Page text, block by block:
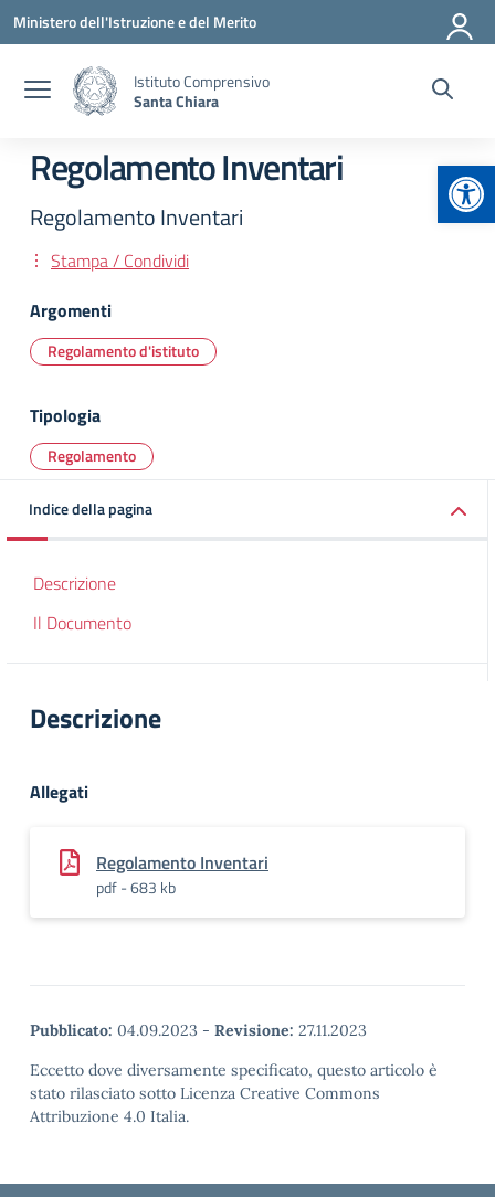
Vai ai contenuti
Vai al menu di navigazione
Vai al footer
Ministero dell'Istruzione e del Merito
Istituto Comprensivo
Santa Chiara
Regolamento Inventari
Regolamento Inventari
Stampa / Condividi
Argomenti
Regolamento d'istituto
Tipologia
Regolamento
Indice della pagina
Descrizione
Il Documento
Descrizione
Allegati
Regolamento Inventari
pdf - 683 kb
Pubblicato: 04.09.2023 - Revisione: 27.11.2023
Eccetto dove diversamente specificato, questo articolo è
stato rilasciato sotto Licenza Creative Commons
Attribuzione 4.0 Italia.